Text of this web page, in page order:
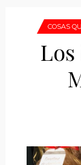
COSAS